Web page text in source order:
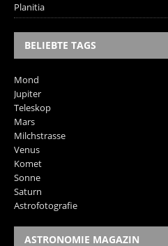
Planitia
BELIEBTE TAGS
Mond
Jupiter
Teleskop
Mars
Milchstrasse
Venus
Komet
Sonne
Saturn
Astrofotografie
ASTRONOMIE MAGAZIN